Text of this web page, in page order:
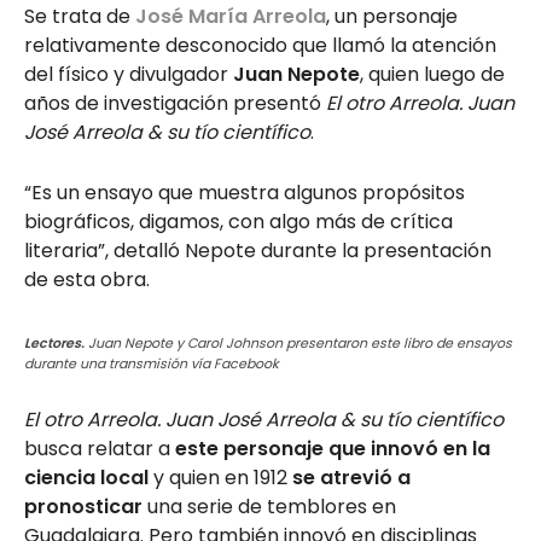
Se trata de José María Arreola, un personaje
relativamente desconocido que llamó la atención
del físico y divulgador Juan Nepote, quien luego de
años de investigación presentó El otro Arreola. Juan
José Arreola & su tío científico.
“Es un ensayo que muestra algunos propósitos
biográficos, digamos, con algo más de crítica
literaria”, detalló Nepote durante la presentación
de esta obra.
Lectores. Juan Nepote y Carol Johnson presentaron este libro de ensayos
durante una transmisión vía Facebook
El otro Arreola. Juan José Arreola & su tío científico
busca relatar aeste personaje que innovó en la
ciencia localy quien en 1912 se atrevió a
pronosticar una serie de temblores en
Guadalajara. Pero también innovó en disciplinas